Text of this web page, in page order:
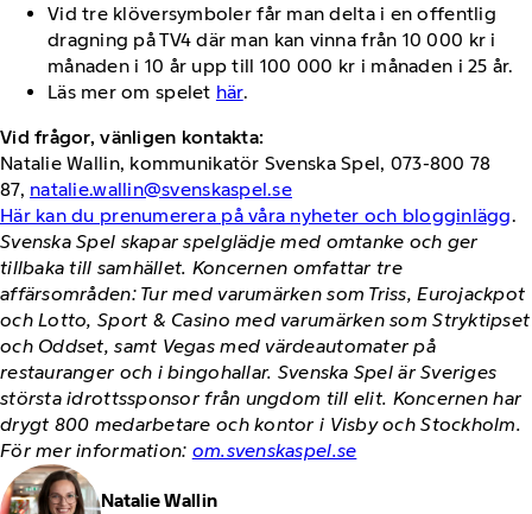
Vid tre klöversymboler får man delta i en offentlig
dragning på TV4 där man kan vinna från 10 000 kr i
månaden i 10 år upp till 100 000 kr i månaden i 25 år.
Läs mer om spelet här.
Vid frågor, vänligen kontakta:
Natalie Wallin, kommunikatör Svenska Spel, 073-800 78
87, natalie.wallin@svenskaspel.se
Här kan du prenumerera på våra nyheter och blogginlägg.
Svenska Spel skapar spelglädje med omtanke och ger
tillbaka till samhället. Koncernen omfattar tre
affärsområden: Tur med varumärken som Triss, Eurojackpot
och Lotto, Sport & Casino med varumärken som Stryktipset
och Oddset, samt Vegas med värdeautomater på
restauranger och i bingohallar. Svenska Spel är Sveriges
största idrottssponsor från ungdom till elit. Koncernen har
drygt 800 medarbetare och kontor i Visby och Stockholm.
För mer information: om.svenskaspel.se
Natalie Wallin